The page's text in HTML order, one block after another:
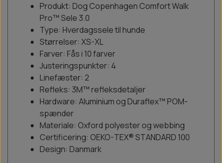
Produkt: Dog Copenhagen Comfort Walk
Pro™ Sele 3.0
Type: Hverdagssele til hunde
Størrelser: XS-XL
Farver: Fås i 10 farver
Justeringspunkter: 4
Linefæster: 2
Refleks: 3M™ refleksdetaljer
Hardware: Aluminium og Duraflex™ POM-
spænder
Materiale: Oxford polyester og webbing
Certificering: OEKO-TEX® STANDARD 100
Design: Danmark